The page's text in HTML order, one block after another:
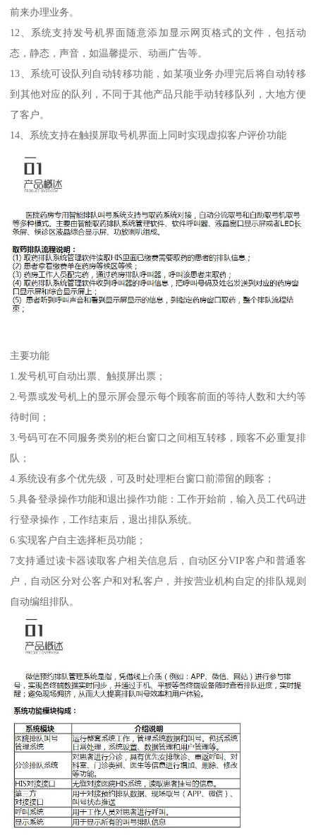
前来办理业务。
12、系统支持发号机界面随意添加显示网页格式的文件，包括动
态，静态，声音，如温馨提示、动画广告等。
13、系统可设队列自动转移功能，如某项业务办理完后将自动转移
到其他对应的队列，不同于其他产品只能手动转移队列，大地方便
了客户。
14、系统支持在触摸屏取号机界面上同时实现虚拟客户评价功能
主要功能
1.发号机可自动出票、触摸屏出票；
2.号票或发号机上的显示屏会显示每个顾客前面的等待人数和大约等
待时间；
3.号码可在不同服务类别的柜台窗口之间相互转移，顾客不必重复排
队；
4.系统设有多个优先级，可及时处理柜台窗口前滞留的顾客；
5.具备登录操作功能和退出操作功能：工作开始前，输入员工代码进
行登录操作，工作结束后，退出排队系统。
6.实现客户自主选择柜员功能；
7支持通过读卡器读取客户相关信息后，自动区分VIP客户和普通客
户，自动区分对公客户和对私客户，并按营业机构自定的排队规则
自动编组排队。